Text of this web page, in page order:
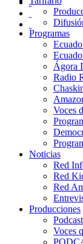
Programas
Ágora
Radio
Voces
Noticias
Red
Red
Red
Producciones
Voces